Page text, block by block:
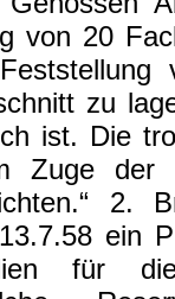
von 20
zu
ist. Die
Zuge
2.
ein
für